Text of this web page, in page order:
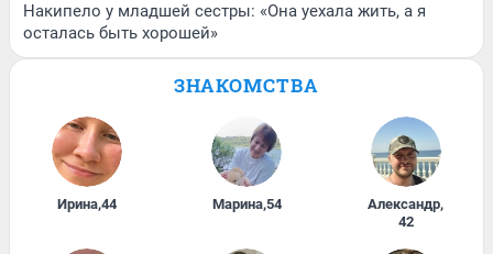
Накипело у младшей сестры: «Она уехала жить, а я
осталась быть хорошей»
ЗНАКОМСТВА
Ирина,44 Марина,54 Александр,
42